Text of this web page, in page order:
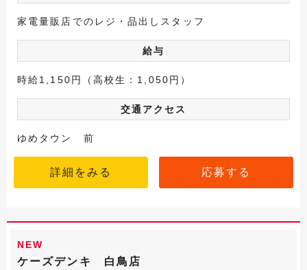
家電量販店でのレジ・品出しスタッフ
給与
時給1,150円（高校生：1,050円）
交通アクセス
ゆめタウン 前
詳細をみる 応募する
NEW
ケーズデンキ 白鳥店